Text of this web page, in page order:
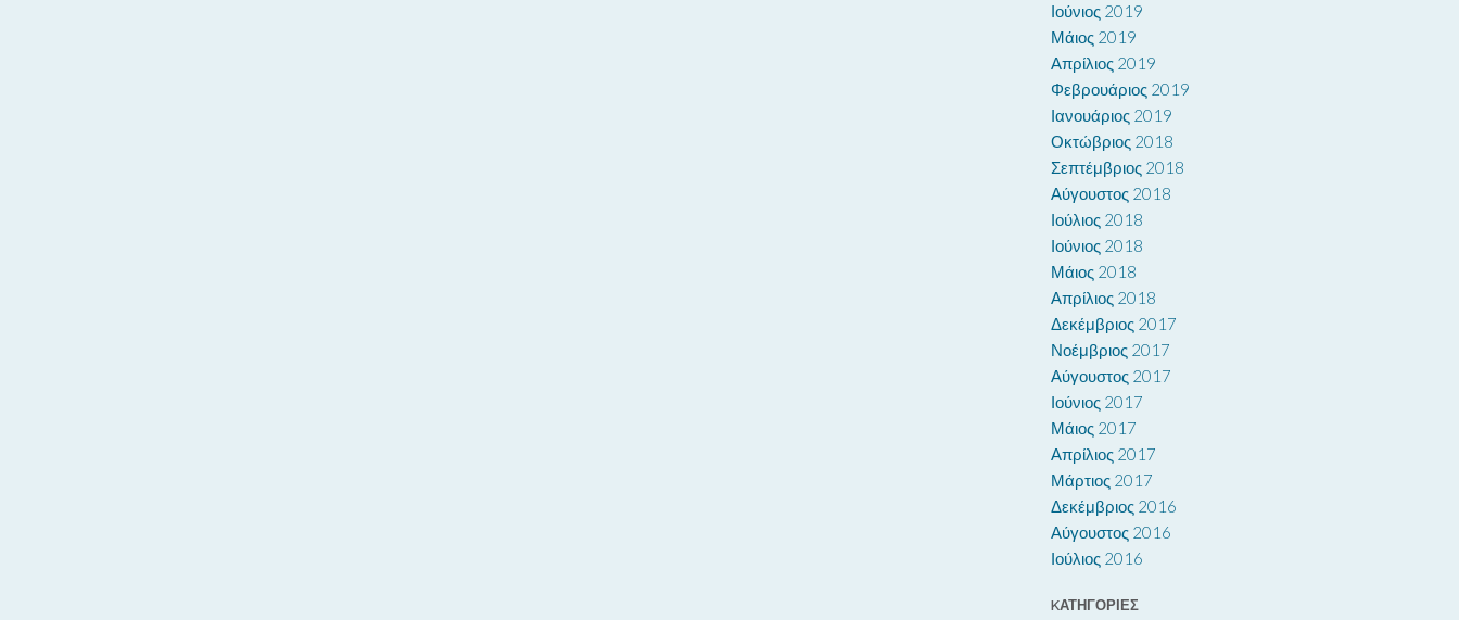
Ιούνιος 2019
Μάιος 2019
Απρίλιος 2019
Φεβρουάριος 2019
Ιανουάριος 2019
Οκτώβριος 2018
Σεπτέμβριος 2018
Αύγουστος 2018
Ιούλιος 2018
Ιούνιος 2018
Μάιος 2018
Απρίλιος 2018
Δεκέμβριος 2017
Νοέμβριος 2017
Αύγουστος 2017
Ιούνιος 2017
Μάιος 2017
Απρίλιος 2017
Μάρτιος 2017
Δεκέμβριος 2016
Αύγουστος 2016
Ιούλιος 2016
KΑΤΗΓΟΡΊΕΣ